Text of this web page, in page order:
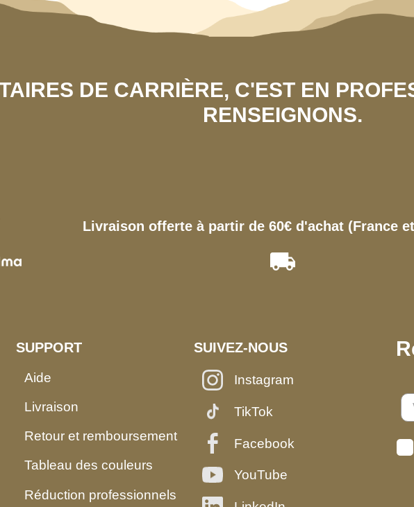
DE CARRIÈRE, C'EST EN
RENSEIGNONS.
Livraison offerte à partir de 60€ d'achat (France
SUPPORT
Aide
Livraison
Retour et remboursement
Tableau des couleurs
Réduction professionnels
SUIVEZ-NOUS
Instagram
TikTok
Facebook
YouTube